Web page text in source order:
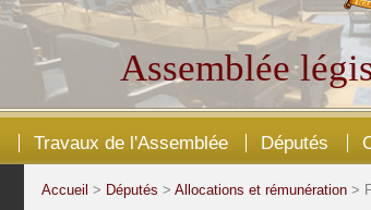
Assemblée
Travaux de l'Assemblée Députés
Accueil > Députés > Allocations et rémunération >